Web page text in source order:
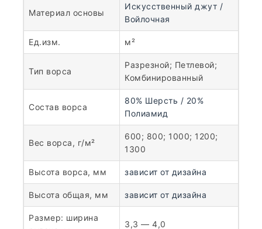
Материал основы
Искусственный джут /
Войлочная
Ед.изм. м²
Тип ворса
Разрезной; Петлевой;
Комбинированный
Состав ворса
80% Шерсть / 20%
Полиамид
Вес ворса, г/м²
600; 800; 1000; 1200;
1300
Высота ворса, мм зависит от дизайна
Высота общая, мм зависит от дизайна
Размер: ширина
3,3 — 4,0